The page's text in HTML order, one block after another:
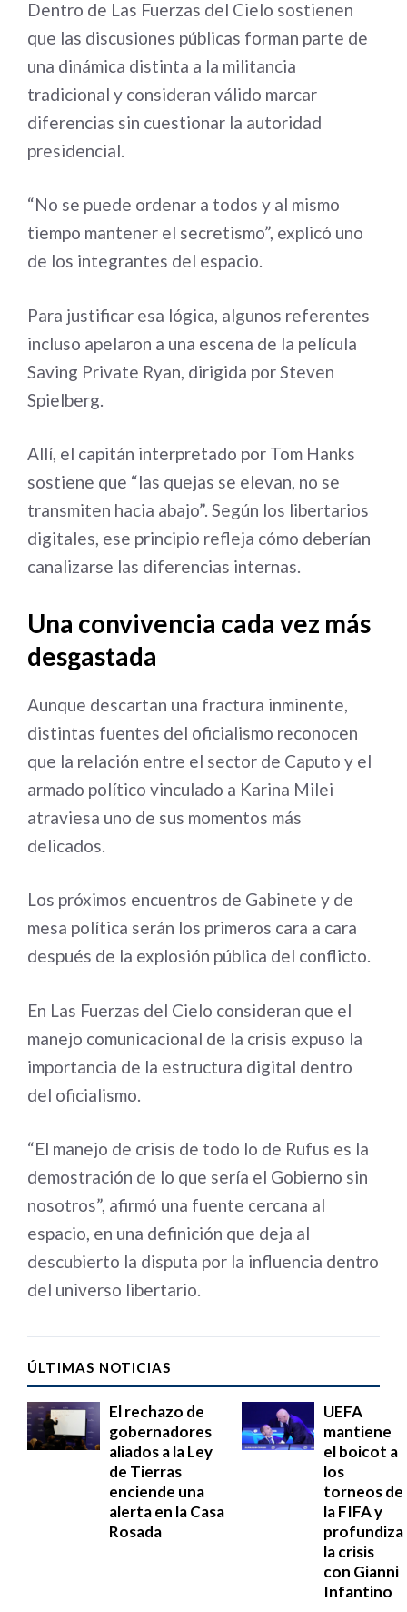
Dentro de Las Fuerzas del Cielo sostienen
que las discusiones públicas forman parte de
una dinámica distinta a la militancia
tradicional y consideran válido marcar
diferencias sin cuestionar la autoridad
presidencial.
“No se puede ordenar a todos y al mismo
tiempo mantener el secretismo”, explicó uno
de los integrantes del espacio.
Para justificar esa lógica, algunos referentes
incluso apelaron a una escena de la película
Saving Private Ryan, dirigida por Steven
Spielberg.
Allí, el capitán interpretado por Tom Hanks
sostiene que “las quejas se elevan, no se
transmiten hacia abajo”. Según los libertarios
digitales, ese principio refleja cómo deberían
canalizarse las diferencias internas.
Una convivencia cada vez más
desgastada
Aunque descartan una fractura inminente,
distintas fuentes del oficialismo reconocen
que la relación entre el sector de Caputo y el
armado político vinculado a Karina Milei
atraviesa uno de sus momentos más
delicados.
Los próximos encuentros de Gabinete y de
mesa política serán los primeros cara a cara
después de la explosión pública del conflicto.
En Las Fuerzas del Cielo consideran que el
manejo comunicacional de la crisis expuso la
importancia de la estructura digital dentro
del oficialismo.
“El manejo de crisis de todo lo de Rufus es la
demostración de lo que sería el Gobierno sin
nosotros”, afirmó una fuente cercana al
espacio, en una definición que deja al
descubierto la disputa por la influencia dentro
del universo libertario.
ÚLTIMAS NOTICIAS
El rechazo de
gobernadores
aliados a la Ley
de Tierras
enciende una
alerta en la Casa
Rosada
UEFA
mantiene
el boicot a
los
torneos de
la FIFA y
profundiza
la crisis
con Gianni
Infantino